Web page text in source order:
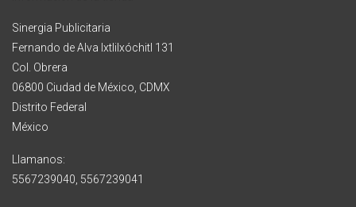
Sinergia Publicitaria
Fernando de Alva Ixtlilxóchitl 131
Col. Obrera
06800 Ciudad de México, CDMX
Distrito Federal
México
Llamanos:
5567239040, 5567239041